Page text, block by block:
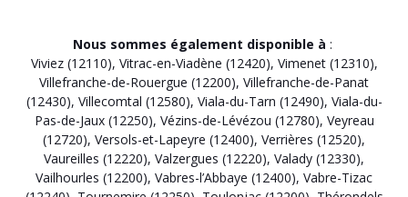
Nous sommes également disponible à :
Viviez (12110), Vitrac-en-Viadène (12420), Vimenet (12310),
Villefranche-de-Rouergue (12200), Villefranche-de-Panat
(12430), Villecomtal (12580), Viala-du-Tarn (12490), Viala-du-
Pas-de-Jaux (12250), Vézins-de-Lévézou (12780), Veyreau
(12720), Versols-et-Lapeyre (12400), Verrières (12520),
Vaureilles (12220), Valzergues (12220), Valady (12330),
Vailhourles (12200), Vabres-l’Abbaye (12400), Vabre-Tizac